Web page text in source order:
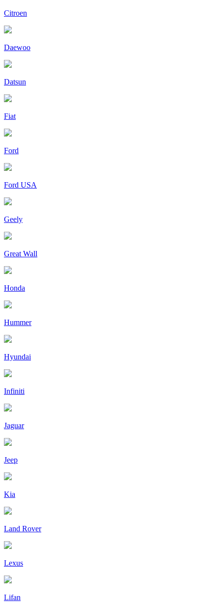
Citroen
Daewoo
Datsun
Fiat
Ford
Ford USA
Geely
Great Wall
Honda
Hummer
Hyundai
Infiniti
Jaguar
Jeep
Kia
Land Rover
Lexus
Lifan